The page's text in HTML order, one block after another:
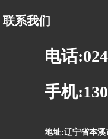
联系我们
电话
手机
地址:辽宁省本溪